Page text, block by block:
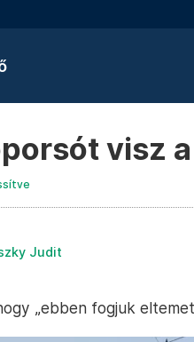
visz
Judit
„ebben fogjuk